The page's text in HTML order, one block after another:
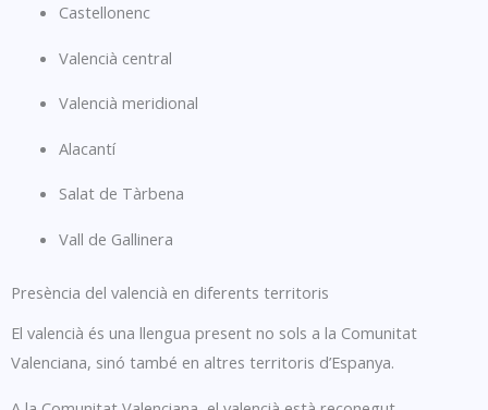
Castellonenc
Valencià central
Valencià meridional
Alacantí
Salat de Tàrbena
Vall de Gallinera
Presència del valencià en diferents territoris
El valencià és una llengua present no sols a la Comunitat
Valenciana, sinó també en altres territoris d’Espanya.